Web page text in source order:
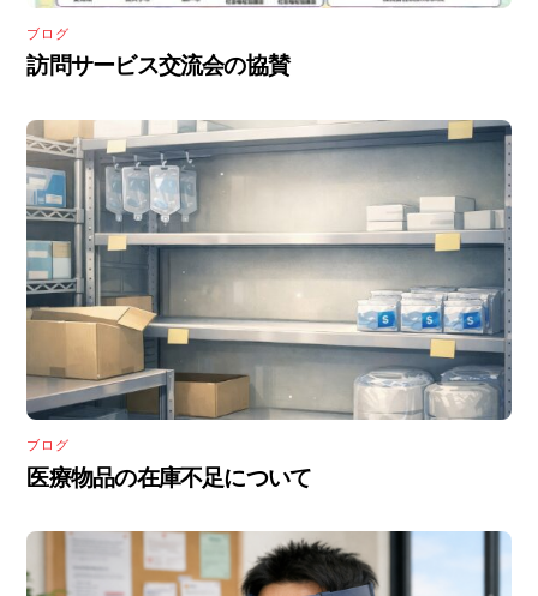
ブログ
訪問サービス交流会の協賛
ブログ
医療物品の在庫不足について